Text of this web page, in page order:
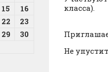
класса).
Не
15
16
22
23
29
30